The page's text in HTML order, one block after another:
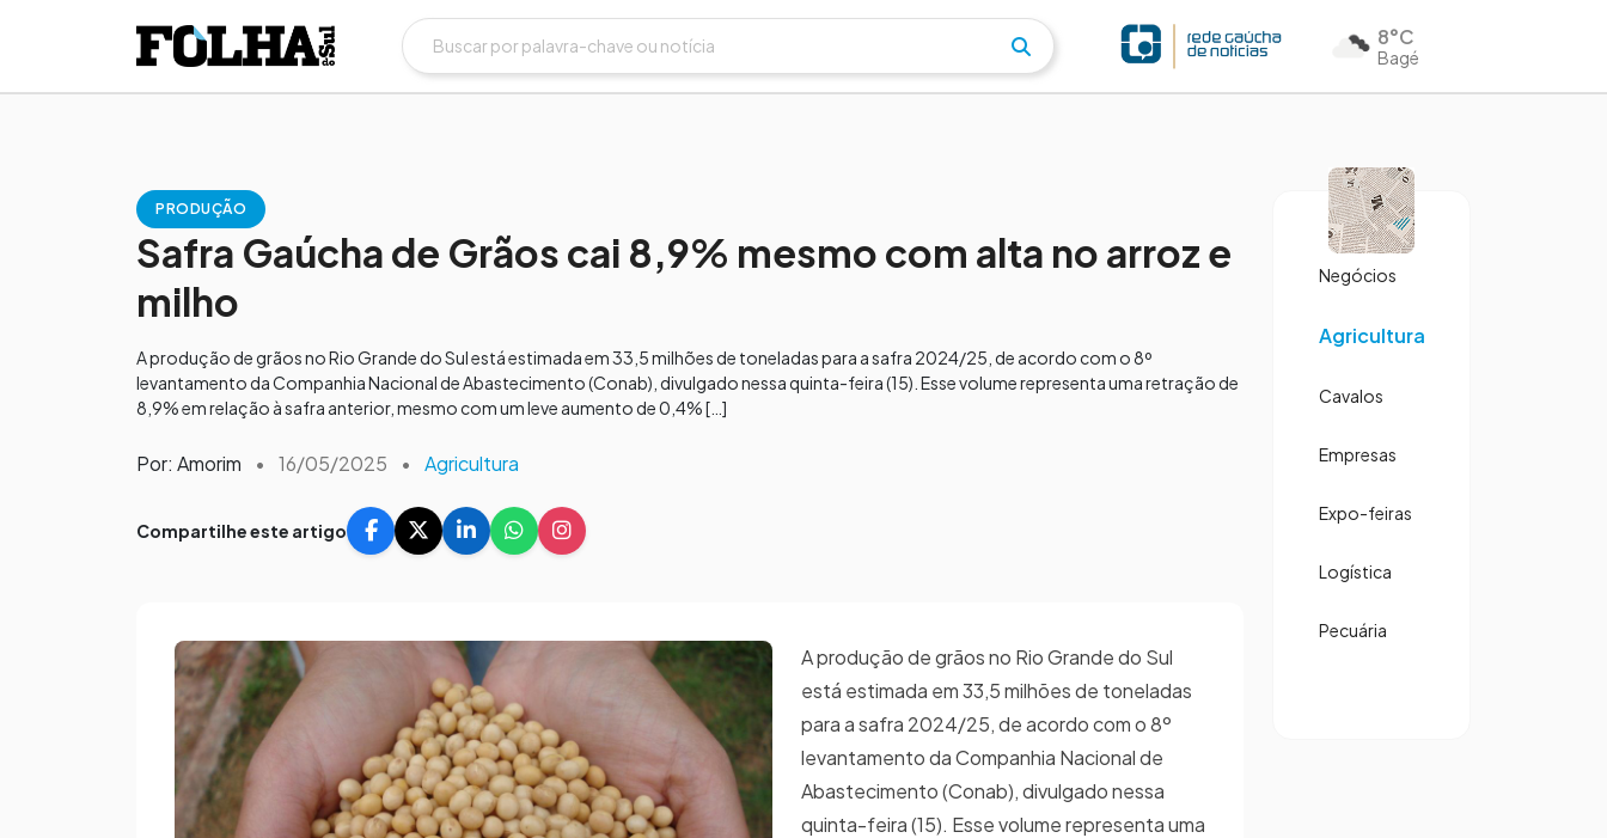
8°C
Bagé
PRODUÇÃO
Safra Gaúcha de Grãos cai 8,9% mesmo com alta no arroz e
milho
A produção de grãos no Rio Grande do Sul está estimada em 33,5 milhões de toneladas para a safra 2024/25, de acordo com o 8º
levantamento da Companhia Nacional de Abastecimento (Conab), divulgado nessa quinta-feira (15). Esse volume representa uma retração de
8,9% em relação à safra anterior, mesmo com um leve aumento de 0,4% […]
Por: Amorim • 16/05/2025 • Agricultura
Compartilhe este artigo
A produção de grãos no Rio Grande do Sul
está estimada em 33,5 milhões de toneladas
para a safra 2024/25, de acordo com o 8º
levantamento da Companhia Nacional de
Abastecimento (Conab), divulgado nessa
quinta-feira (15). Esse volume representa uma
Negócios
Agricultura
Cavalos
Empresas
Expo-feiras
Logística
Pecuária